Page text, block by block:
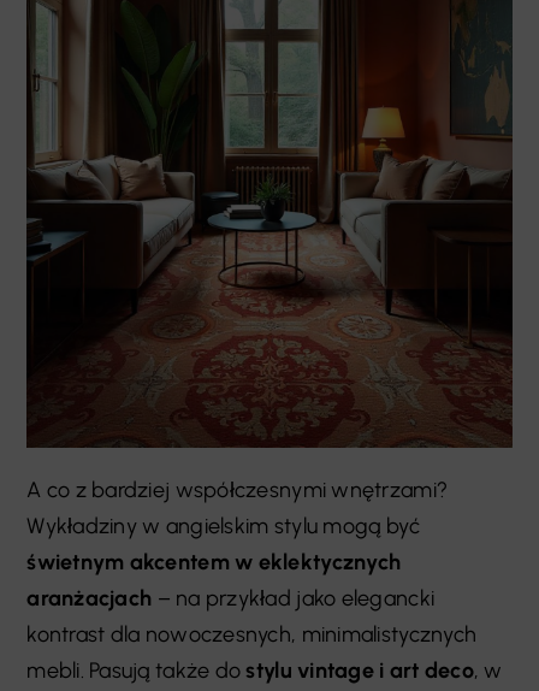
A co z bardziej współczesnymi wnętrzami?
Wykładziny w angielskim stylu mogą być
świetnym akcentem w eklektycznych
aranżacjach – na przykład jako elegancki
kontrast dla nowoczesnych, minimalistycznych
mebli. Pasują także dostylu vintage i art deco, w